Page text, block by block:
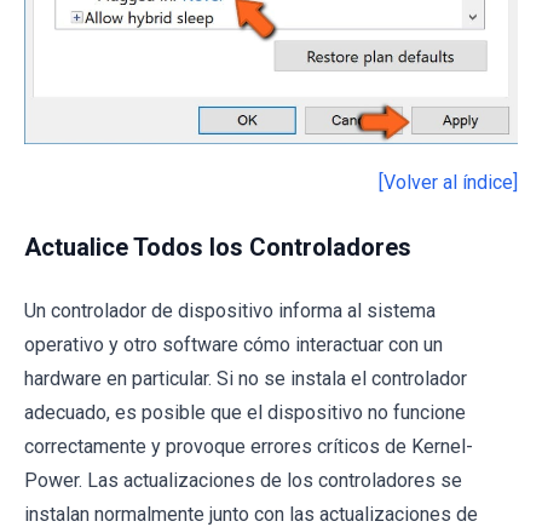
[Volver al índice]
Actualice Todos los Controladores
Un controlador de dispositivo informa al sistema
operativo y otro software cómo interactuar con un
hardware en particular. Si no se instala el controlador
adecuado, es posible que el dispositivo no funcione
correctamente y provoque errores críticos de Kernel-
Power. Las actualizaciones de los controladores se
instalan normalmente junto con las actualizaciones de